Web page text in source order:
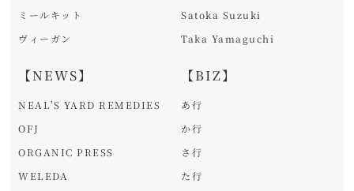
ミールキット
ヴィーガン
【NEWS】
NEAL'S YARD REMEDIES
OFJ
ORGANIC PRESS
WELEDA
Satoka Suzuki
Taka Yamaguchi
【BIZ】
あ行
か行
さ行
た行